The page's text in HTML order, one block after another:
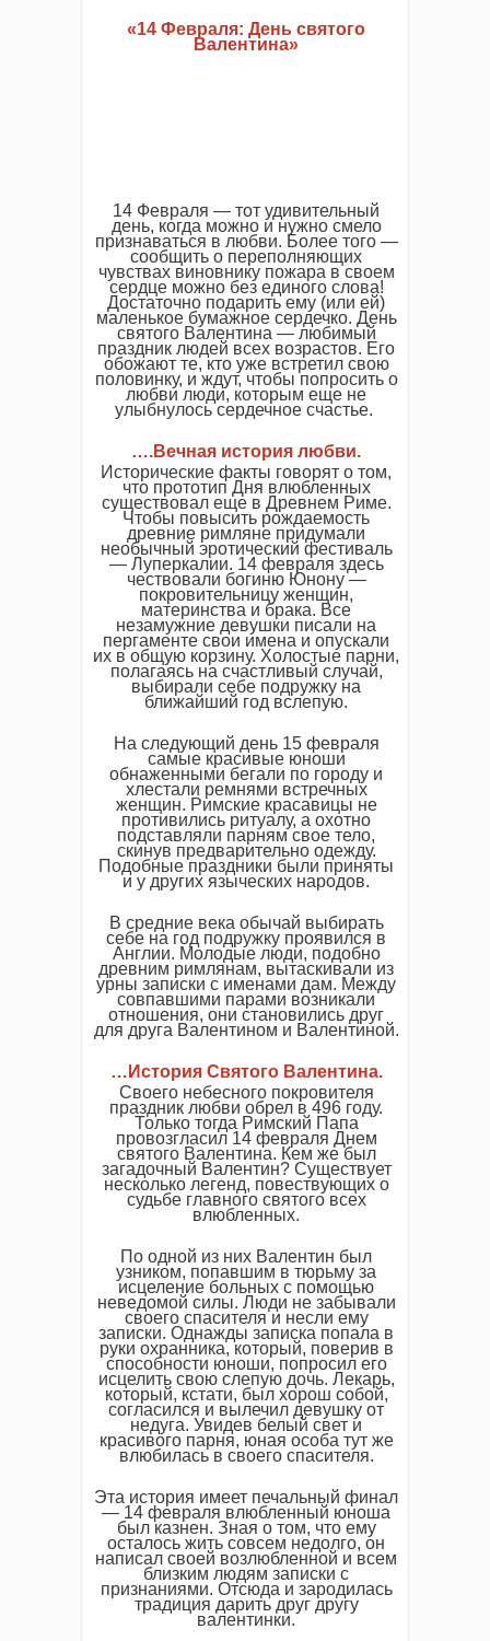
«14 Февраля: День святого
Валентина»
14 Февраля — тот удивительный
день, когда можно и нужно смело
признаваться в любви. Более того —
сообщить о переполняющих
чувствах виновнику пожара в своем
сердце можно без единого слова!
Достаточно подарить ему (или ей)
маленькое бумажное сердечко. День
святого Валентина — любимый
праздник людей всех возрастов. Его
обожают те, кто уже встретил свою
половинку, и ждут, чтобы попросить о
любви люди, которым еще не
улыбнулось сердечное счастье.
….Вечная история любви.
Исторические факты говорят о том,
что прототип Дня влюбленных
существовал еще в Древнем Риме.
Чтобы повысить рождаемость
древние римляне придумали
необычный эротический фестиваль
— Луперкалии. 14 февраля здесь
чествовали богиню Юнону —
покровительницу женщин,
материнства и брака. Все
незамужние девушки писали на
пергаменте свои имена и опускали
их в общую корзину. Холостые парни,
полагаясь на счастливый случай,
выбирали себе подружку на
ближайший год вслепую.
На следующий день 15 февраля
самые красивые юноши
обнаженными бегали по городу и
хлестали ремнями встречных
женщин. Римские красавицы не
противились ритуалу, а охотно
подставляли парням свое тело,
скинув предварительно одежду.
Подобные праздники были приняты
и у других языческих народов.
В средние века обычай выбирать
себе на год подружку проявился в
Англии. Молодые люди, подобно
древним римлянам, вытаскивали из
урны записки с именами дам. Между
совпавшими парами возникали
отношения, они становились друг
для друга Валентином и Валентиной.
…История Святого Валентина.
Своего небесного покровителя
праздник любви обрел в 496 году.
Только тогда Римский Папа
провозгласил 14 февраля Днем
святого Валентина. Кем же был
загадочный Валентин? Существует
несколько легенд, повествующих о
судьбе главного святого всех
влюбленных.
По одной из них Валентин был
узником, попавшим в тюрьму за
исцеление больных с помощью
неведомой силы. Люди не забывали
своего спасителя и несли ему
записки. Однажды записка попала в
руки охранника, который, поверив в
способности юноши, попросил его
исцелить свою слепую дочь. Лекарь,
который, кстати, был хорош собой,
согласился и вылечил девушку от
недуга. Увидев белый свет и
красивого парня, юная особа тут же
влюбилась в своего спасителя.
Эта история имеет печальный финал
— 14 февраля влюбленный юноша
был казнен. Зная о том, что ему
осталось жить совсем недолго, он
написал своей возлюбленной и всем
близким людям записки с
признаниями. Отсюда и зародилась
традиция дарить друг другу
валентинки.